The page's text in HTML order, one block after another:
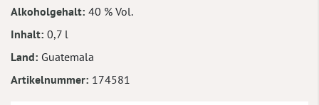
Alkoholgehalt 40 % Vol.
Inhalt 0,7 l
Land Guatemala
Artikelnummer 174581